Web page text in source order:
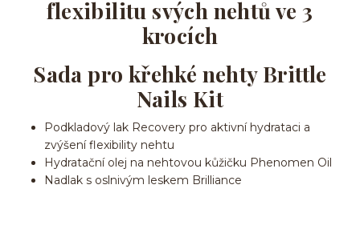
flexibilitu svých nehtů ve 3
krocích
Sada pro křehké nehty Brittle
Nails Kit
Podkladový lak Recovery pro aktivní hydrataci a
zvýšení flexibility nehtu
Hydratační olej na nehtovou kůžičku Phenomen Oil
Nadlak s oslnivým leskem Brilliance